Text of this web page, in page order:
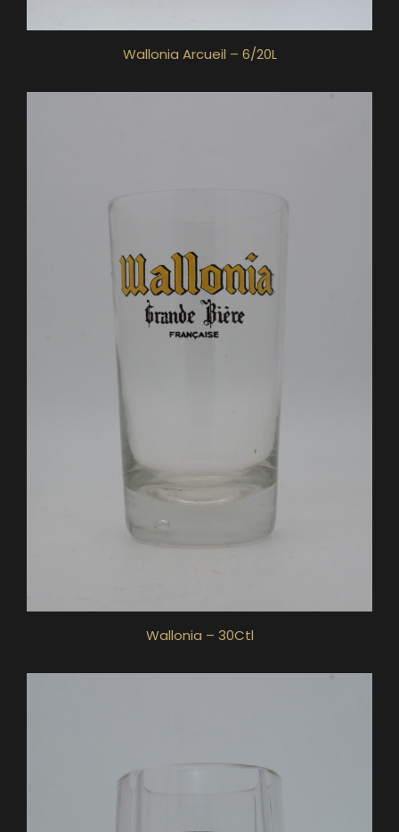
Wallonia Arcueil – 6/20L
Wallonia – 30Ctl